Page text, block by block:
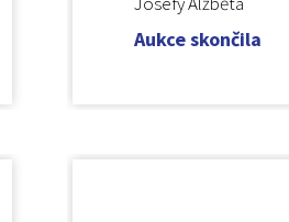
Aukce skončila